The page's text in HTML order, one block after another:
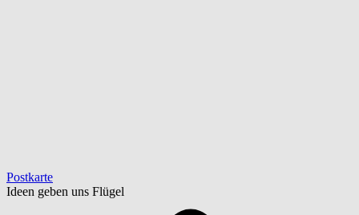
Postkarte
Ideen geben uns Flügel